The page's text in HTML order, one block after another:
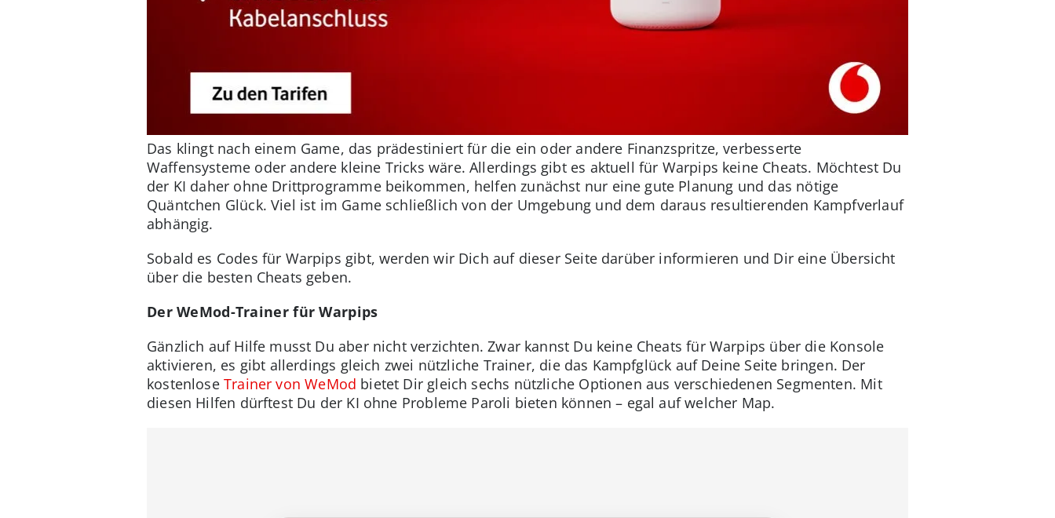
Das klingt nach einem Game, das prädestiniert für die ein oder andere Finanzspritze, verbesserte
Waffensysteme oder andere kleine Tricks wäre. Allerdings gibt es aktuell für Warpips keine Cheats. Möchtest Du
der KI daher ohne Drittprogramme beikommen, helfen zunächst nur eine gute Planung und das nötige
Quäntchen Glück. Viel ist im Game schließlich von der Umgebung und dem daraus resultierenden Kampfverlauf
abhängig.
Sobald es Codes für Warpips gibt, werden wir Dich auf dieser Seite darüber informieren und Dir eine Übersicht
über die besten Cheats geben.
Der WeMod-Trainer für Warpips
Gänzlich auf Hilfe musst Du aber nicht verzichten. Zwar kannst Du keine Cheats für Warpips über die Konsole
aktivieren, es gibt allerdings gleich zwei nützliche Trainer, die das Kampfglück auf Deine Seite bringen. Der
kostenlose Trainer von WeMod bietet Dir gleich sechs nützliche Optionen aus verschiedenen Segmenten. Mit
diesen Hilfen dürftest Du der KI ohne Probleme Paroli bieten können – egal auf welcher Map.